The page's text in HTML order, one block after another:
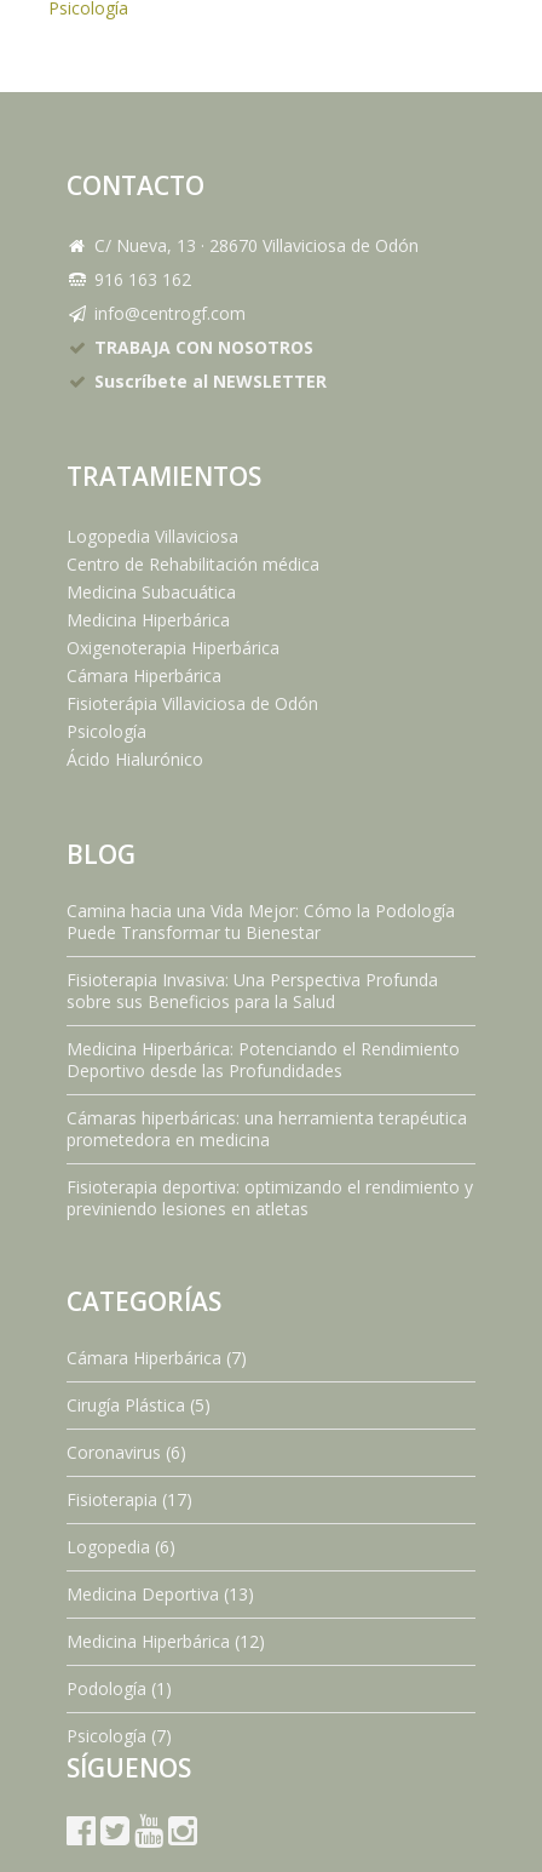
Psicología
CONTACTO
C/ Nueva, 13 · 28670 Villaviciosa de Odón
916 163 162
info@centrogf.com
TRABAJA CON NOSOTROS
Suscríbete al NEWSLETTER
TRATAMIENTOS
Logopedia Villaviciosa
Centro de Rehabilitación médica
Medicina Subacuática
Medicina Hiperbárica
Oxigenoterapia Hiperbárica
Cámara Hiperbárica
Fisioterápia Villaviciosa de Odón
Psicología
Ácido Hialurónico
BLOG
Camina hacia una Vida Mejor: Cómo la Podología
Puede Transformar tu Bienestar
Fisioterapia Invasiva: Una Perspectiva Profunda
sobre sus Beneficios para la Salud
Medicina Hiperbárica: Potenciando el Rendimiento
Deportivo desde las Profundidades
Cámaras hiperbáricas: una herramienta terapéutica
prometedora en medicina
Fisioterapia deportiva: optimizando el rendimiento y
previniendo lesiones en atletas
CATEGORÍAS
Cámara Hiperbárica (7)
Cirugía Plástica (5)
Coronavirus (6)
Fisioterapia (17)
Logopedia (6)
Medicina Deportiva (13)
Medicina Hiperbárica (12)
Podología (1)
Psicología (7)
SÍGUENOS